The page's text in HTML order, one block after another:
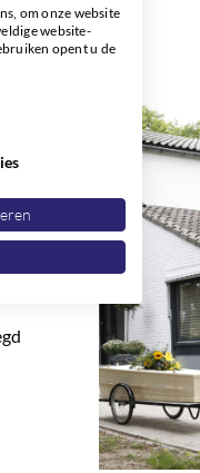
om onze website
website-
opent u de